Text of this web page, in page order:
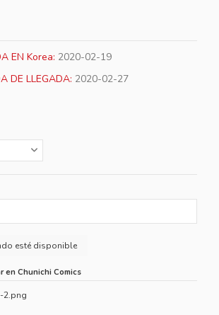
EN Korea: 2020-02-19
DE LLEGADA: 2020-02-27
en Chunichi Comics